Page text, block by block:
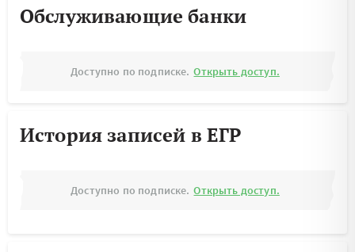
Обслуживающие банки
Доступно по подписке. Открыть доступ.
История записей в ЕГР
Доступно по подписке. Открыть доступ.